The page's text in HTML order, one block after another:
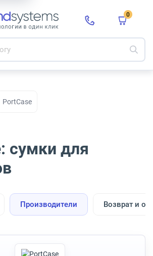
0
PortCase
сумки для
Производители Возврат и